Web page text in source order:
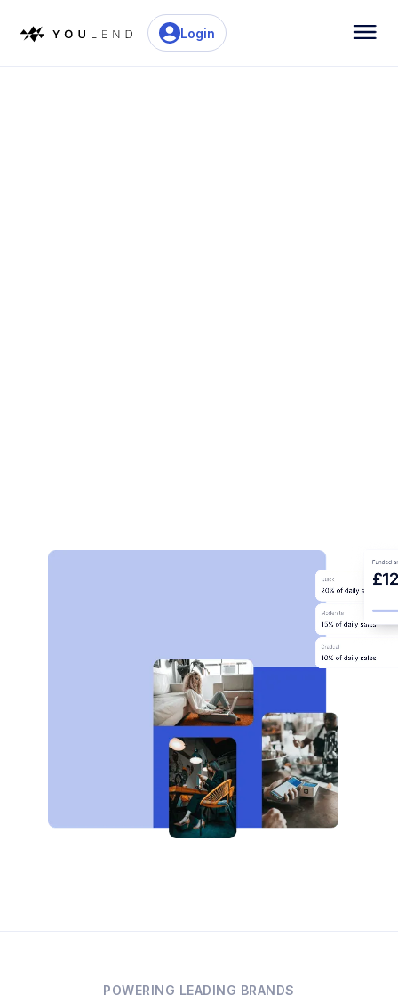
Login
POWERING LEADING BRANDS